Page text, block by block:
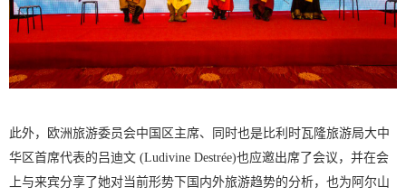
此外，欧洲旅游委员会中国区主席、同时也是比利时瓦隆旅游局大中
华区首席代表的吕迪文 (Ludivine Destrée)也应邀出席了会议，并在会
上与来宾分享了她对当前形势下国内外旅游趋势的分析，也为阿尔山